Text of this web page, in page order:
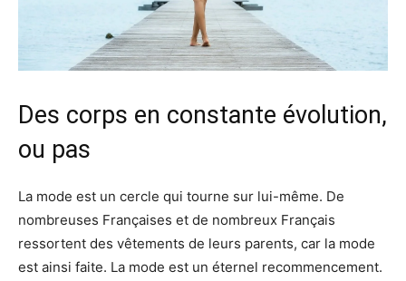
Des corps en constante évolution,
ou pas
La mode est un cercle qui tourne sur lui-même. De
nombreuses Françaises et de nombreux Français
ressortent des vêtements de leurs parents, car la mode
est ainsi faite. La mode est un éternel recommencement.